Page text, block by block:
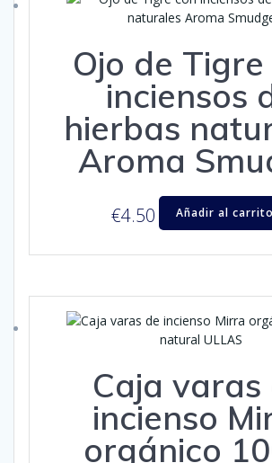
Ojo de Tigre
inciensos
hierbas
Aroma
€4.50 Añadir al carrito
Caja varas
incienso
orgánico